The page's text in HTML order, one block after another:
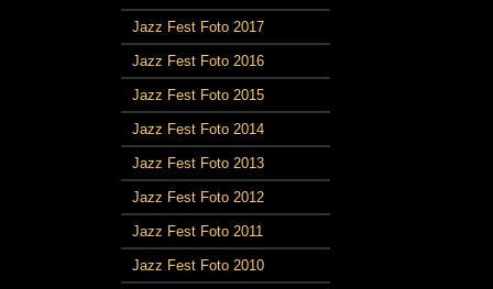
Jazz Fest Foto 2017
Jazz Fest Foto 2016
Jazz Fest Foto 2015
Jazz Fest Foto 2014
Jazz Fest Foto 2013
Jazz Fest Foto 2012
Jazz Fest Foto 2011
Jazz Fest Foto 2010